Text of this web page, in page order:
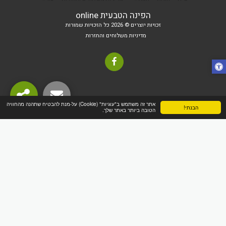
הבנתי!
אתר זה משתמש ב"עוגיות" (Cookie) על-מנת להבטיח שתהנה מהחוויה
הטובה ביותר באתר שלך.
הפינה הטבעית online
זכויות יוצרים © 2026 כל הזכויות שמורות
מדיניות משלוחים והחזרות